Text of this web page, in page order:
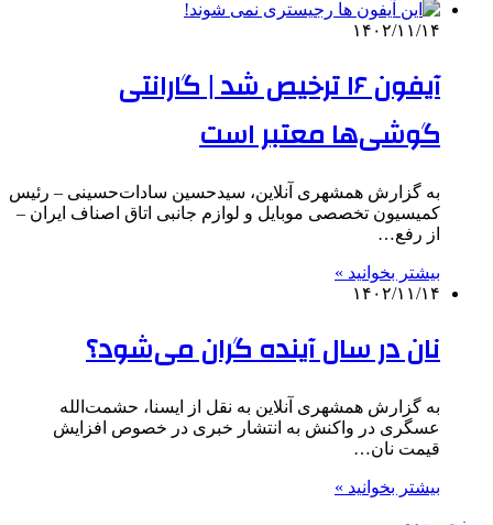
۱۴۰۲/۱۱/۱۴
آیفون ۱۶ ترخیص شد | گارانتی
گوشی‌ها معتبر است
به گزارش همشهری آنلاین، سیدحسین سادات‌حسینی – رئیس
کمیسیون تخصصی موبایل و لوازم جانبی اتاق اصناف ایران –
از رفع…
بیشتر بخوانید »
۱۴۰۲/۱۱/۱۴
نان در سال آینده گران می‌شود؟
به گزارش همشهری آنلاین به نقل از ایسنا، حشمت‌الله
عسگری در واکنش به انتشار خبری در خصوص افزایش
قیمت نان…
بیشتر بخوانید »